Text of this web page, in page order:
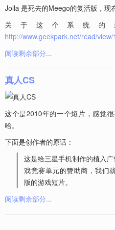
Jolla 是死去的Meego的复活版，现
关于这个系统的
http://www.geekpark.net/read/
阅读剩余部分...
真人CS
这个是2010年的一个短片，感觉
哈。
下面是创作者的原话：
这是给三星手机制作的植入
戏竞赛单元的赞助商，我们
版的游戏短片。
阅读剩余部分...